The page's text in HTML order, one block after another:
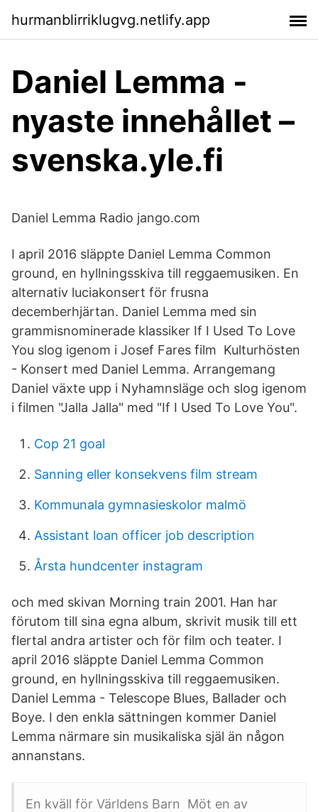
hurmanblirriklugvg.netlify.app
Daniel Lemma -
nyaste innehållet –
svenska.yle.fi
Daniel Lemma Radio jango.com
I april 2016 släppte Daniel Lemma Common
ground, en hyllningsskiva till reggaemusiken. En
alternativ luciakonsert för frusna
decemberhjärtan. Daniel Lemma med sin
grammisnominerade klassiker If I Used To Love
You slog igenom i Josef Fares film Kulturhösten
- Konsert med Daniel Lemma. Arrangemang
Daniel växte upp i Nyhamnsläge och slog igenom
i filmen "Jalla Jalla" med "If I Used To Love You".
Cop 21 goal
Sanning eller konsekvens film stream
Kommunala gymnasieskolor malmö
Assistant loan officer job description
Årsta hundcenter instagram
och med skivan Morning train 2001. Han har
förutom till sina egna album, skrivit musik till ett
flertal andra artister och för film och teater. I
april 2016 släppte Daniel Lemma Common
ground, en hyllningsskiva till reggaemusiken.
Daniel Lemma - Telescope Blues, Ballader och
Boye. I den enkla sättningen kommer Daniel
Lemma närmare sin musikaliska själ än någon
annanstans.
En kväll för Världens Barn Möt en av